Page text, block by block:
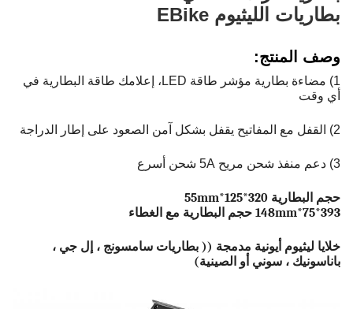
بطاريات الليثيوم EBike
وصف المنتج:
1) مضاءة بطارية مؤشر طاقة LED، إعلامك طاقة البطارية في
أي وقت
2) القفل مع المفاتيح يقفل بشكل آمن الصعود على إطار الدراجة
3) دعم منفذ شحن مريح 5A شحن أسرع
حجم البطارية 320*125*55mm
393*75*148mm حجم البطارية مع الغطاء
خلايا ليثيوم أيونية مدمجة (( بطاريات سامسونج ، إل جي ،
باناسونيك ، سوني أو الصينية)